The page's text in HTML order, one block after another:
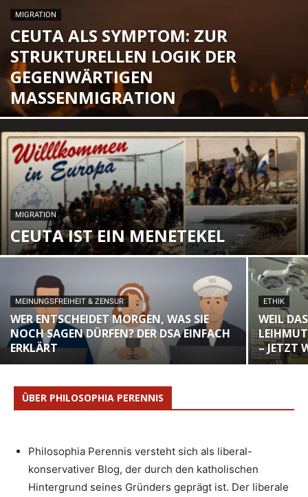
MIGRATION
CEUTA ALS SYMPTOM: ZUR
STRUKTURELLEN LOGIK DER
GEGENWÄRTIGEN
MASSENMIGRATION
MIGRATION
CEUTA IST EIN MENETEKEL
MEINUNGSFREIHEIT & ZENSUR
WER ENTSCHEIDET MORGEN, WAS SIE
NOCH SAGEN DÜRFEN? DER DSA EINFACH
ERKLÄRT
ETHIK
WEIL
– JETZT
ÜBER PHILOSOPHIA PERENNIS
Philosophia Perennis versteht sich als liberal-
konservativer Blog, der durch den katholischen
Hintergrund seines Gründers geprägt ist. Der liberale